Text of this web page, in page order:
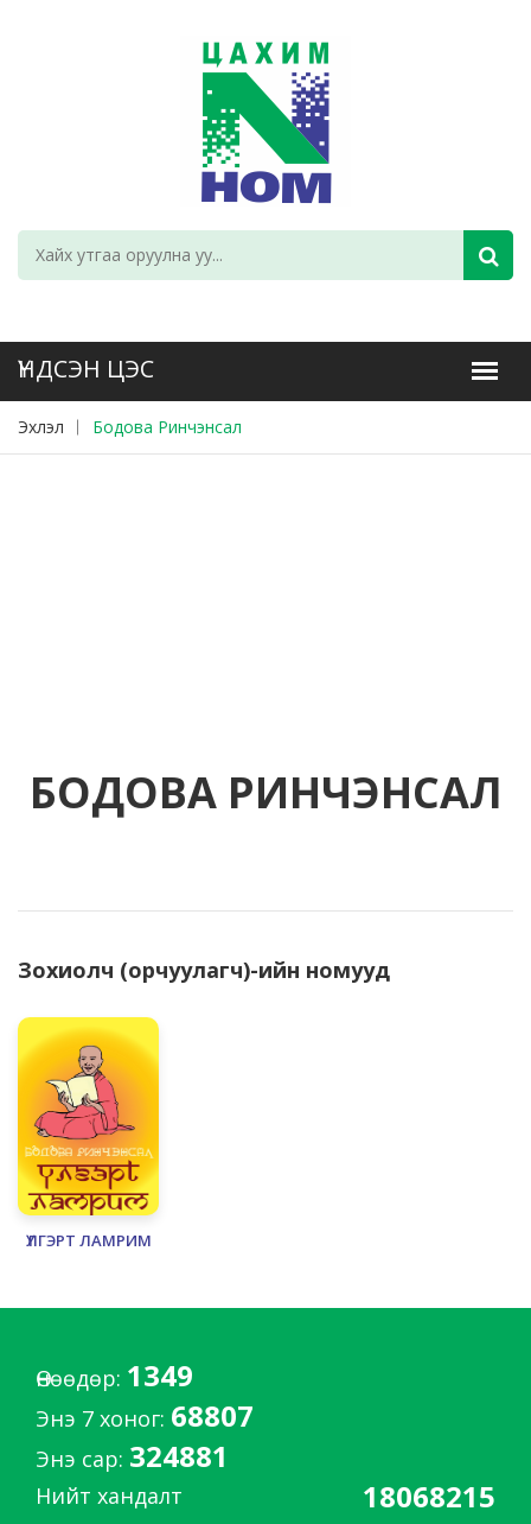
Эхлэл Бодова Ринчэнсал
БОДОВА РИНЧЭНСАЛ
Зохиолч (орчуулагч)-ийн номууд
ҮЛГЭРТ ЛАМРИМ
Өнөөдөр: 1349
Энэ 7 хоног: 68807
Энэ сар: 324881
Нийт хандалт 18068215